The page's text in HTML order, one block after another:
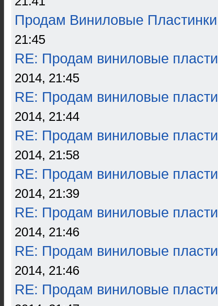
Продам Виниловые Пластинки
21:45
RE: Продам виниловые
2014, 21:45
RE: Продам виниловые
2014, 21:44
RE: Продам виниловые
2014, 21:58
RE: Продам виниловые
2014, 21:39
RE: Продам виниловые
2014, 21:46
RE: Продам виниловые
2014, 21:46
RE: Продам виниловые